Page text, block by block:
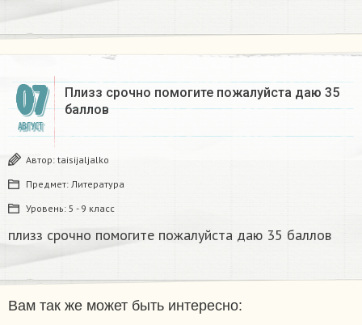
07
АВГУСТ
Плизз срочно помогите пожалуйста даю 35
баллов ​
Автор: taisijaljalko
Предмет: Литература
Уровень: 5 - 9 класс
плизз срочно помогите пожалуйста даю 35 баллов ​
Вам так же может быть интересно: